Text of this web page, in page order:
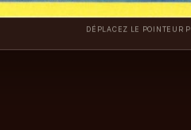
DÉPLACEZ LE POINTEUR